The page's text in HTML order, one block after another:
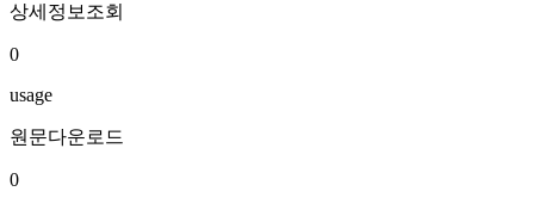
상세정보조회
0
usage
원문다운로드
0